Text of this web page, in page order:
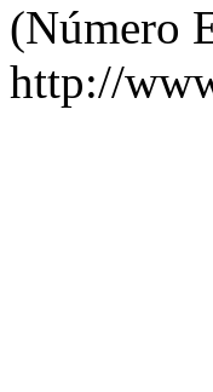
(Número
http://